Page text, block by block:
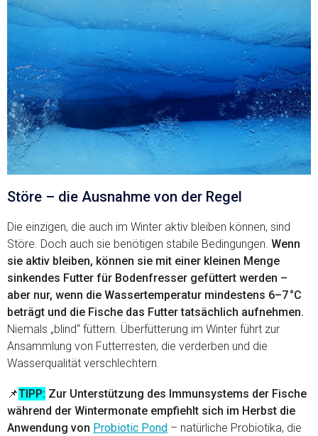
Störe – die Ausnahme von der Regel
Die einzigen, die auch im Winter aktiv bleiben können, sind
Störe. Doch auch sie benötigen stabile Bedingungen. Wenn
sie aktiv bleiben, können sie mit einer kleinen Menge
sinkendes Futter für Bodenfresser gefüttert werden –
aber nur, wenn die Wassertemperatur mindestens 6–7 °C
beträgt und die Fische das Futter tatsächlich aufnehmen.
Niemals „blind“ füttern. Überfütterung im Winter führt zur
Ansammlung von Futterresten, die verderben und die
Wasserqualität verschlechtern.
📌TIPP: Zur Unterstützung des Immunsystems der Fische
während der Wintermonate empfiehlt sich im Herbst die
Anwendung von Probiotic Pond – natürliche Probiotika, die